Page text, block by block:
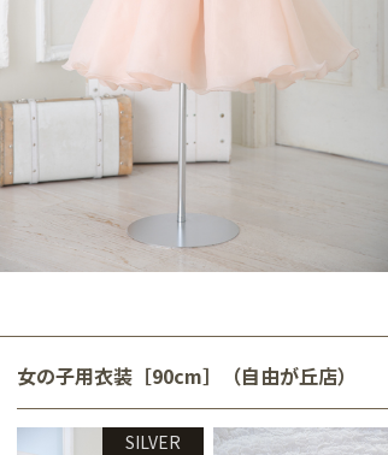
春日井店
女の子用衣装［90cm］（自由が丘店）
SILVER